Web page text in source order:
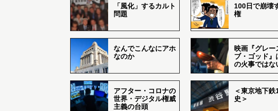
「風化」するカルト
問題
100日で崩壊
権
なんでこんなにアホ
なのか
映画『グレー
ブ・ゴッド』
の火事ではな
アフター・コロナの
世界・デジタル権威
主義の台頭
＜東京地下鉄
史＞